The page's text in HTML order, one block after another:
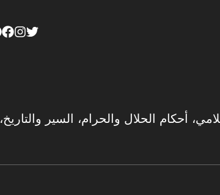
أحكام الحلال والحرام، السير والتاريخ،